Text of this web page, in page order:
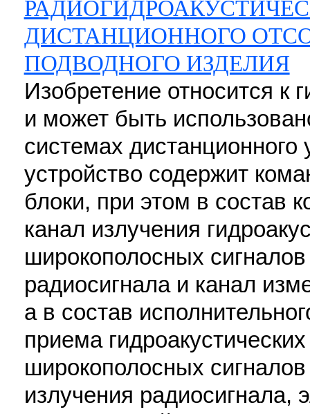
ДИСТАНЦИОННОГО
ПОДВОДНОГО ИЗДЕЛИЯ
Изобретение относится к
и может быть
системах
устройство содержит
блоки, при этом в состав
канал излучения
широкополосных
радиосигнала и канал
а в состав
приема
широкополосных
излучения радиосигнала,